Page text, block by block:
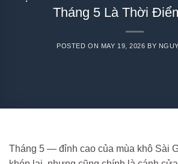
Tháng 5 Là Thời
POSTED ON MAY 19, 2026 BY
Tháng 5 — đỉnh cao của mùa khô Sài